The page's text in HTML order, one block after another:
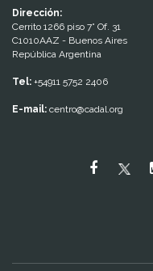
Dirección:
Cerrito 1266 piso 7° Of. 31
C1010AAZ - Buenos Aires
República Argentina
Tel: +54911 5752 2406
E-mail: centro@cadal.org